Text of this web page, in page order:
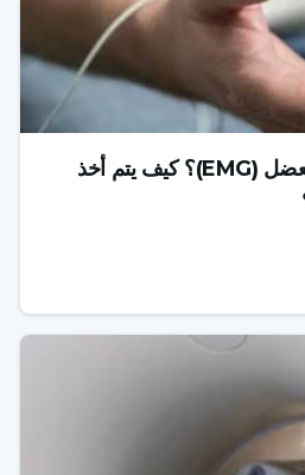
ما هو تخطيط كهربية العضل (EMG)؟ كيف يتم أخذ